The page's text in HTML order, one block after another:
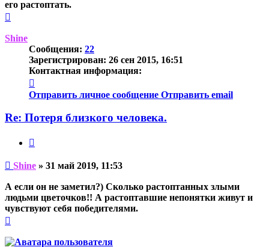
его растоптать.
началу
Shine
Сообщения: 22
Зарегистрирован: 26 сен 2015, 16:51
Контактная информация:
информация
пользователя
Отправить личное сообщение Отправить email
Re: Потеря близкого человека.
Непрочитанное
Shine » 31 май 2019, 11:53
А если он не заметил?) Сколько растоптанных злыми
людьми цветочков!! А растоптавшие непонятки живут и
чувствуют себя победителями.
началу